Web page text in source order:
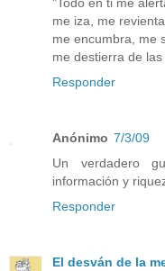
me iza, me
me encumbra, me
me destierra de las
Responder
Anónimo 7/3/09
Un verdadero
información y
Responder
El desván de la